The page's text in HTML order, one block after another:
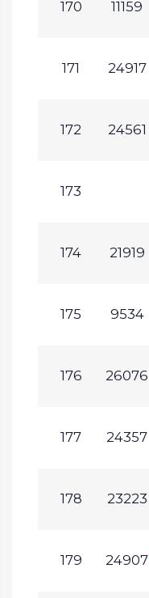
170 11159
171 24917
172 24561
173
174 21919
175 9534
176 26076
177 24357
178 23223
179 24907